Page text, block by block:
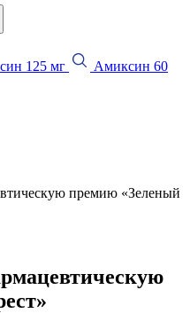
125 мг
Амиксин 60
премию «Зеленый